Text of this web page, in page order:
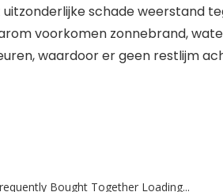
schade weerstand
voorkomen zonnebrand,
waardoor er geen restlijm
Bought Together Loading...